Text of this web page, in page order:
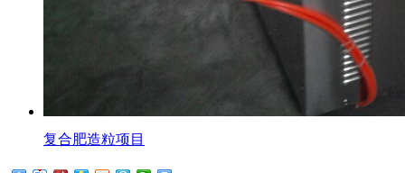
复合肥造粒项目